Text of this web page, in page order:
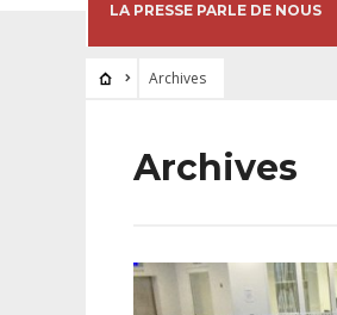
LA PRESSE PARLE DE NOUS
Archives
Archives